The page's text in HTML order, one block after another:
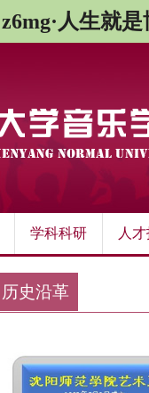
z6mg·人生就
学科科研 人
历史沿革